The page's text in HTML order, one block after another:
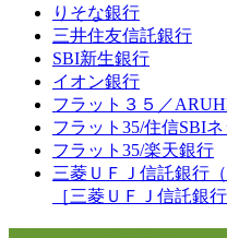
りそな銀行
三井住友信託銀行
SBI新生銀行
イオン銀行
フラット３５／
フラット35/住信SBI
フラット35/楽天銀行
三菱ＵＦＪ信託銀行
［三菱ＵＦＪ信託銀